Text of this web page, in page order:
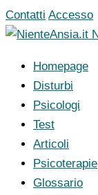
Vai
al
Contatti Accesso
Homepage
Disturbi
Psicologi
Test
Articoli
Psicoterapie
Glossario